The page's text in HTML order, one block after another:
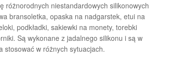
różnorodnych niestandardowych silikonowych
bransoletka, opaska na nadgarstek, etui na
podkładki, sakiewki na monety, torebki
Są wykonane z jadalnego silikonu i są w
stosować w różnych sytuacjach.